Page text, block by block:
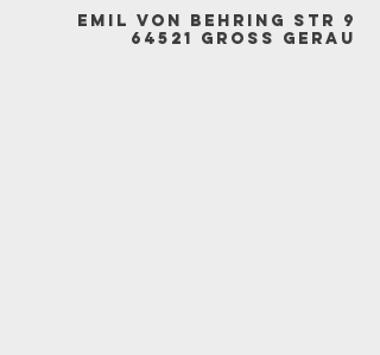
Emil von Behring Str 9
64521 Gross Gerau